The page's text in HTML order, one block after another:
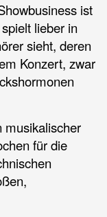
ist
lieber in
sieht, deren
Konzert, zwar
musikalischer
für die